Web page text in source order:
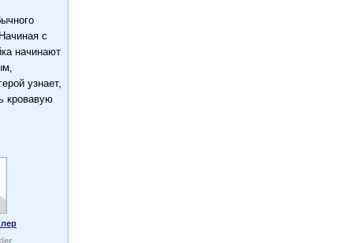
с
начинают
узнает,
кровавую